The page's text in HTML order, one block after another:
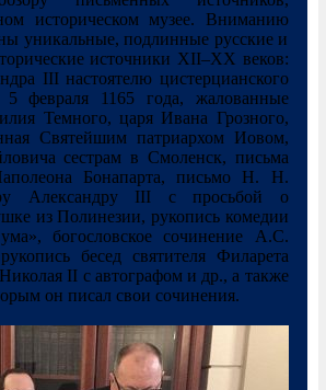
историческом музее. Вниманию
уникальные, подлинные русские и
источники XII–XX веков:
III настоятелю цистерцианского
февраля 1165 года, жалованные
Темного, царя Ивана Грозного,
Святейшим патриархом Иовом,
сестрам в Смоленск, письма
Бонапарта, письмо Н. Н.
Александру III с просьбой о
из Полинезии, рукопись комедии
богословское сочинение А.С.
бесед святителя Филарета
II с автографом и др., а также
он писал свои сочинения.